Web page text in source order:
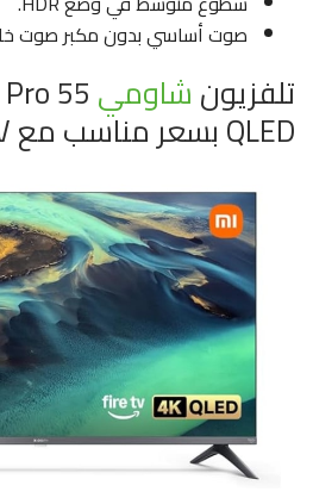
صوت أساسي بدون مكبر صوت
تلفزيونشاومي
QLED بسعر مناسب مع Fire TV و AirPlay